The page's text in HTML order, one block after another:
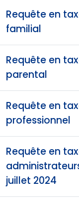
Requête en
familial
Requête en
parental
Requête en
professionnel
Requête en
juillet 2024